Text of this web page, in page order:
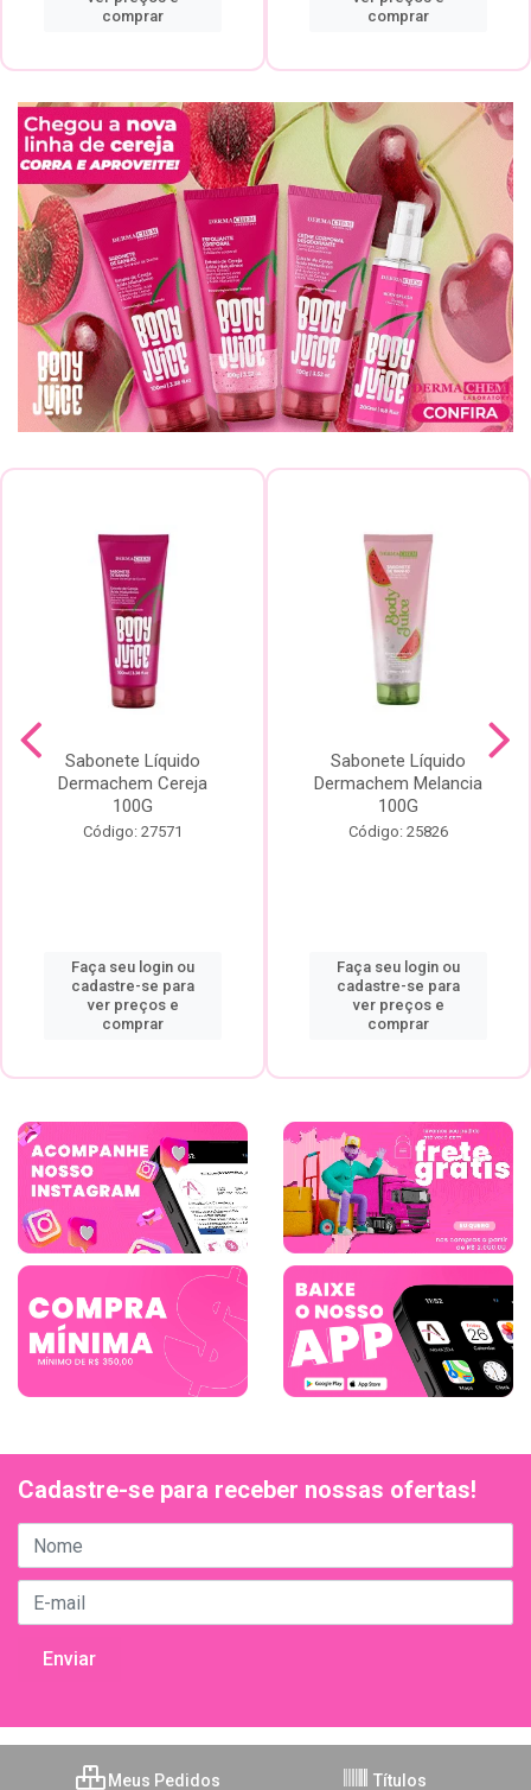
comprar
comprar
Sabonete Líquido
Dermachem Cereja
100G
Código: 27571
Faça seu login ou
cadastre-se para
ver preços e
comprar
Sabonete Líquido
Dermachem Melancia
100G
Código: 25826
Faça seu login ou
cadastre-se para
ver preços e
comprar
Cadastre-se para receber nossas ofertas!
Meus Pedidos Títulos